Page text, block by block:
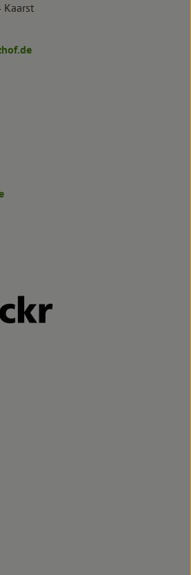
Kaarst
www.bioland.de/verbraucher
https://www.oekokiste.de/
www.facebook.com/lammertzhof/
https://www.instagram.com/
Link zu https://www.youtube.com/
Externer Link zu https://